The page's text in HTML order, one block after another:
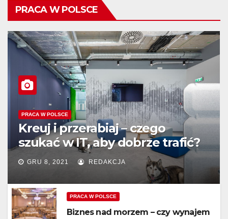
PRACA W POLSCE
PRACA W POLSCE
Kreuj i przerabiaj – czego
szukać w IT, aby dobrze trafić?
GRU 8, 2021 REDAKCJA
PRACA W POLSCE
Biznes nad morzem – czy wynajem